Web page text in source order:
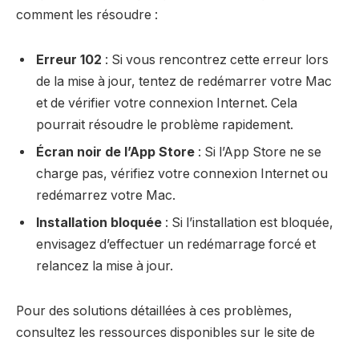
comment les résoudre :
Erreur 102 : Si vous rencontrez cette erreur lors
de la mise à jour, tentez de redémarrer votre Mac
et de vérifier votre connexion Internet. Cela
pourrait résoudre le problème rapidement.
Écran noir de l’App Store : Si l’App Store ne se
charge pas, vérifiez votre connexion Internet ou
redémarrez votre Mac.
Installation bloquée : Si l’installation est bloquée,
envisagez d’effectuer un redémarrage forcé et
relancez la mise à jour.
Pour des solutions détaillées à ces problèmes,
consultez les ressources disponibles sur le site de